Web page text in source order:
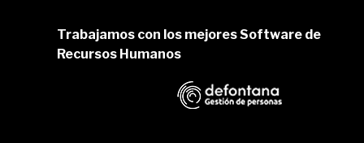
Trabajamos con los mejores Software de
Recursos Humanos